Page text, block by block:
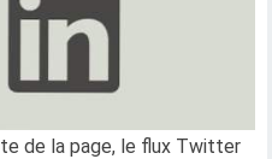
de la page, le flux Twitter